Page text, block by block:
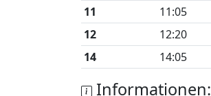
11
11:05
12
12:20
14
14:05
Informationen: